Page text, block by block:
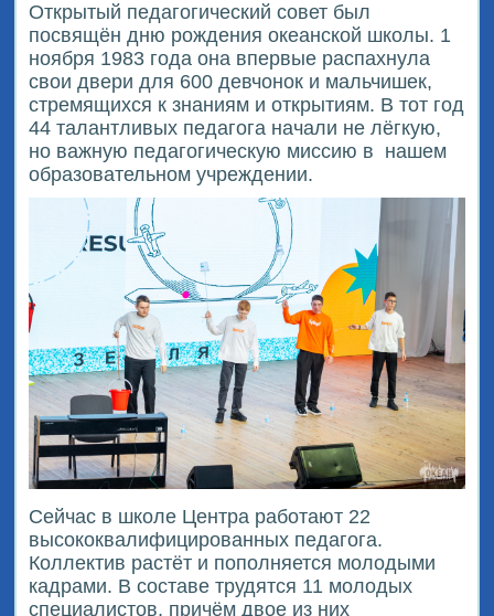
Открытый педагогический совет был
посвящён дню рождения океанской школы. 1
ноября 1983 года она впервые распахнула
свои двери для 600 девчонок и мальчишек,
стремящихся к знаниям и открытиям. В тот год
44 талантливых педагога начали не лёгкую,
но важную педагогическую миссию в нашем
образовательном учреждении.
Сейчас в школе Центра работают 22
высококвалифицированных педагога.
Коллектив растёт и пополняется молодыми
кадрами. В составе трудятся 11 молодых
специалистов, причём двое из них